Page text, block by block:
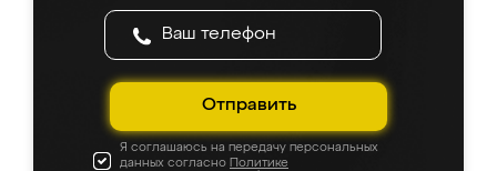
Отправить
Я соглашаюсь на передачу персональных
данных согласно Политике